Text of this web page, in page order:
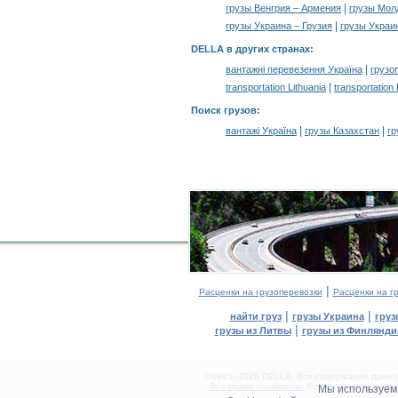
Мы используем
грузы Венгрия – Армения
грузы
грузы Украина – Грузия грузы
DELLA в других странах:
вантажні перевезення Україна
transportation Lithuania transportation
Поиск грузов:
вантажі Україна
грузы Казахстан
Расценки на грузоперевозки | Расценки на
найти груз| грузы Украина|
грузы из Литвы| грузы из
©1995–2026 DELLA. Все содержание
Все права защищены.
Копирование и